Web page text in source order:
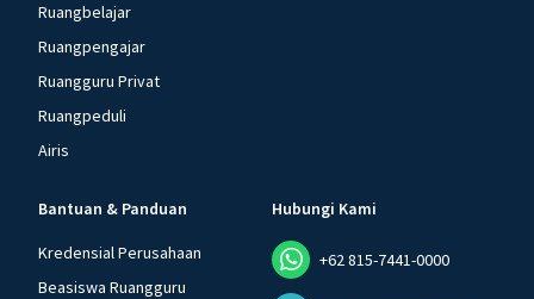
Ruangbelajar
Ruangpengajar
Ruangguru Privat
Ruangpeduli
Airis
Bantuan & Panduan
Kredensial Perusahaan
Beasiswa Ruangguru
Hubungi Kami
+62 815-7441-0000